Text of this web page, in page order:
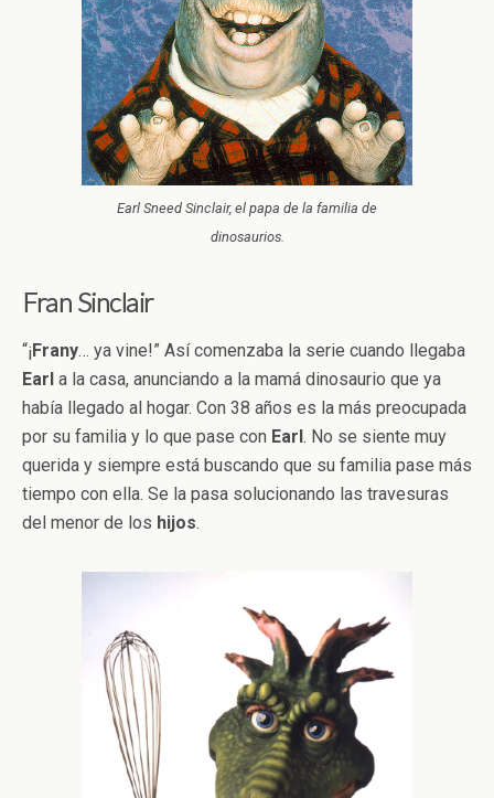
Earl Sneed Sinclair, el papa de la familia de
dinosaurios.
Fran Sinclair
“¡Frany… ya vine!” Así comenzaba la serie cuando llegaba
Earl a la casa, anunciando a la mamá dinosaurio que ya
había llegado al hogar. Con 38 años es la más preocupada
por su familia y lo que pase con Earl. No se siente muy
querida y siempre está buscando que su familia pase más
tiempo con ella. Se la pasa solucionando las travesuras
del menor de los hijos.